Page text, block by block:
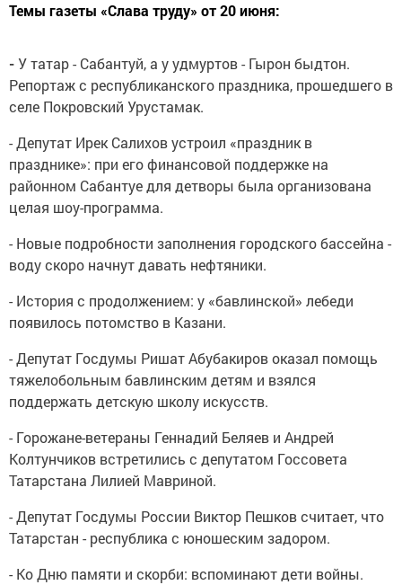
Темы газеты «Слава труду» от 20 июня:
-У татар - Сабантуй, а у удмуртов - Гырон быдтон.
Репортаж с республиканского праздника, прошедшего в
селе Покровский Урустамак.
- Депутат Ирек Салихов устроил «праздник в
празднике»: при его финансовой поддержке на
районном Сабантуе для детворы была организована
целая шоу-программа.
- Новые подробности заполнения городского бассейна -
воду скоро начнут давать нефтяники.
- История с продолжением: у «бавлинской» лебеди
появилось потомство в Казани.
- Депутат Госдумы Ришат Абубакиров оказал помощь
тяжелобольным бавлинским детям и взялся
поддержать детскую школу искусств.
- Горожане-ветераны Геннадий Беляев и Андрей
Колтунчиков встретились с депутатом Госсовета
Татарстана Лилией Мавриной.
- Депутат Госдумы России Виктор Пешков считает, что
Татарстан - республика с юношеским задором.
- Ко Дню памяти и скорби: вспоминают дети войны.